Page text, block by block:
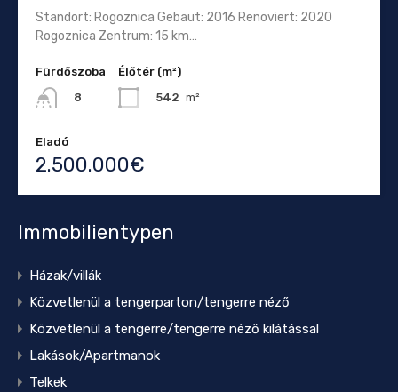
Standort: Rogoznica Gebaut: 2016 Renoviert: 2020
Rogoznica Zentrum: 15 km…
Fürdőszoba
8
Élőtér (m²)
542 m²
Eladó
2.500.000€
Immobilientypen
Házak/villák
Közvetlenül a tengerparton/tengerre néző
Közvetlenül a tengerre/tengerre néző kilátással
Lakások/Apartmanok
Telkek